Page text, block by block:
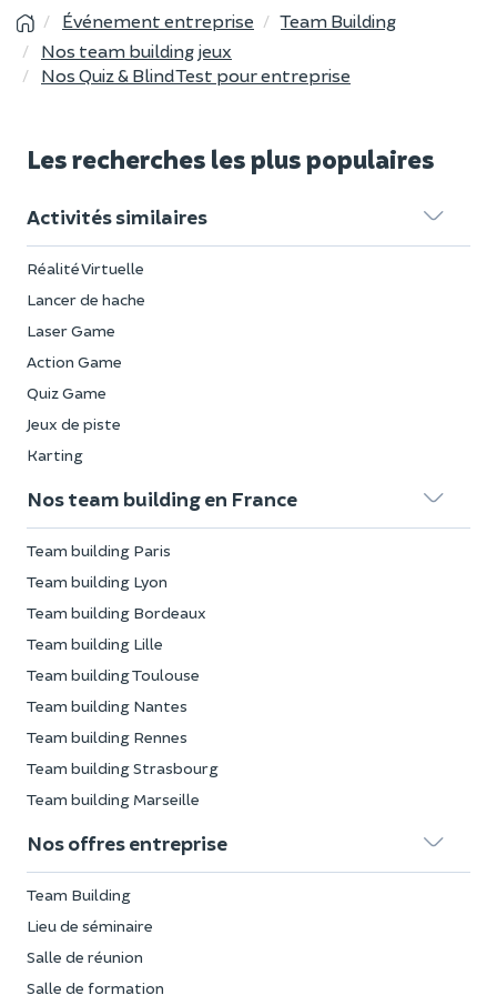
Événement entreprise
Team Building
Nos team building jeux
Nos Quiz & Blind Test pour entreprise
Les recherches les plus populaires
Activités similaires
Réalité Virtuelle
Lancer de hache
Laser Game
Action Game
Quiz Game
Jeux de piste
Karting
Nos team building en France
Team building Paris
Team building Lyon
Team building Bordeaux
Team building Lille
Team building Toulouse
Team building Nantes
Team building Rennes
Team building Strasbourg
Team building Marseille
Nos offres entreprise
Team Building
Lieu de séminaire
Salle de réunion
Salle de formation